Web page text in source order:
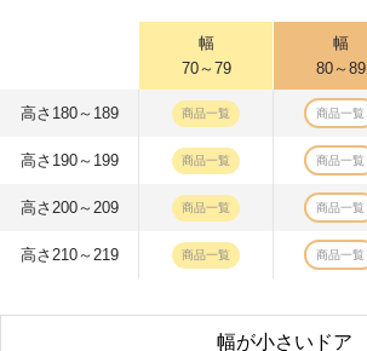
幅
70～79
幅
80～89
高さ180～189 商品一覧 商品一覧
高さ190～199 商品一覧 商品一覧
高さ200～209 商品一覧 商品一覧
高さ210～219 商品一覧 商品一覧
幅が小さいドア